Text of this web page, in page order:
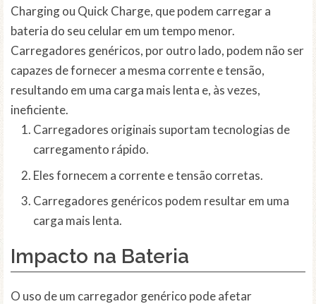
Charging ou Quick Charge, que podem carregar a
bateria do seu celular em um tempo menor.
Carregadores genéricos, por outro lado, podem não ser
capazes de fornecer a mesma corrente e tensão,
resultando em uma carga mais lenta e, às vezes,
ineficiente.
Carregadores originais suportam tecnologias de
carregamento rápido.
Eles fornecem a corrente e tensão corretas.
Carregadores genéricos podem resultar em uma
carga mais lenta.
Impacto na Bateria
O uso de um carregador genérico pode afetar